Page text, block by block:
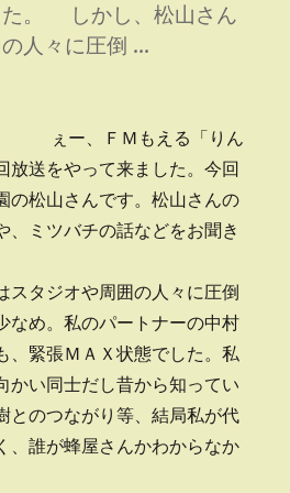
た。 しかし、松山さん
人々に圧倒 …
ぇー、ＦＭもえる「りん
放送をやって来ました。今回
の松山さんです。松山さんの
、ミツバチの話などをお聞き
タジオや周囲の人々に圧倒
なめ。私のパートナーの中村
、緊張ＭＡＸ状態でした。私
かい同士だし昔から知ってい
とのつながり等、結局私が代
、誰が蜂屋さんかわからなか